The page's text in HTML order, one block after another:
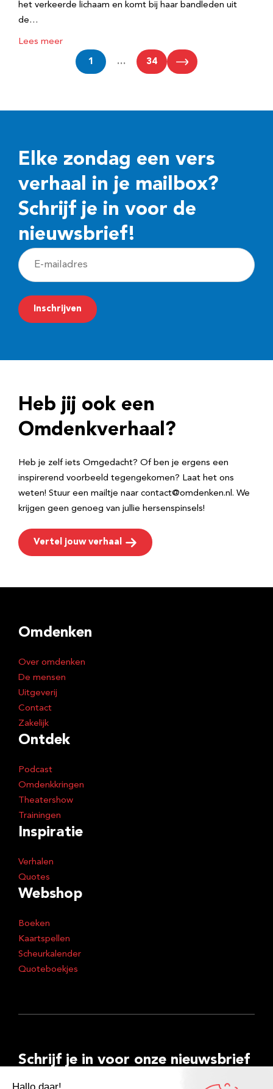
het verkeerde lichaam en komt bij haar bandleden uit
de…
Lees meer
1 … 34
Elke zondag een vers
verhaal in je mailbox?
Schrijf je in voor de
nieuwsbrief!
E
-
m
a
r
e
Inschrijven
Heb jij ook een
Omdenkverhaal?
Heb je zelf iets Omgedacht? Of ben je ergens een
inspirerend voorbeeld tegengekomen? Laat het ons
weten! Stuur een mailtje naar contact@omdenken.nl. We
krijgen geen genoeg van jullie hersenspinsels!
Vertel jouw verhaal
Omdenken
Over omdenken
De mensen
Uitgeverij
Contact
Zakelijk
Ontdek
Podcast
Omdenkkringen
Theatershow
Trainingen
Inspiratie
Verhalen
Quotes
Webshop
Boeken
Kaartspellen
Scheurkalender
Quoteboekjes
Schrijf je in voor onze nieuwsbrief